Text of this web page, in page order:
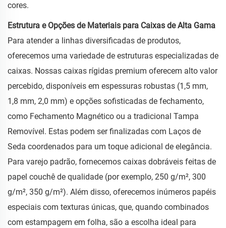
cores.
Estrutura e Opções de Materiais para Caixas de Alta Gama
Para atender a linhas diversificadas de produtos,
oferecemos uma variedade de estruturas especializadas de
caixas. Nossas caixas rígidas premium oferecem alto valor
percebido, disponíveis em espessuras robustas (1,5 mm,
1,8 mm, 2,0 mm) e opções sofisticadas de fechamento,
como Fechamento Magnético ou a tradicional Tampa
Removível. Estas podem ser finalizadas com Laços de
Seda coordenados para um toque adicional de elegância.
Para varejo padrão, fornecemos caixas dobráveis feitas de
papel couchê de qualidade (por exemplo, 250 g/m², 300
g/m², 350 g/m²). Além disso, oferecemos inúmeros papéis
especiais com texturas únicas, que, quando combinados
com estampagem em folha, são a escolha ideal para